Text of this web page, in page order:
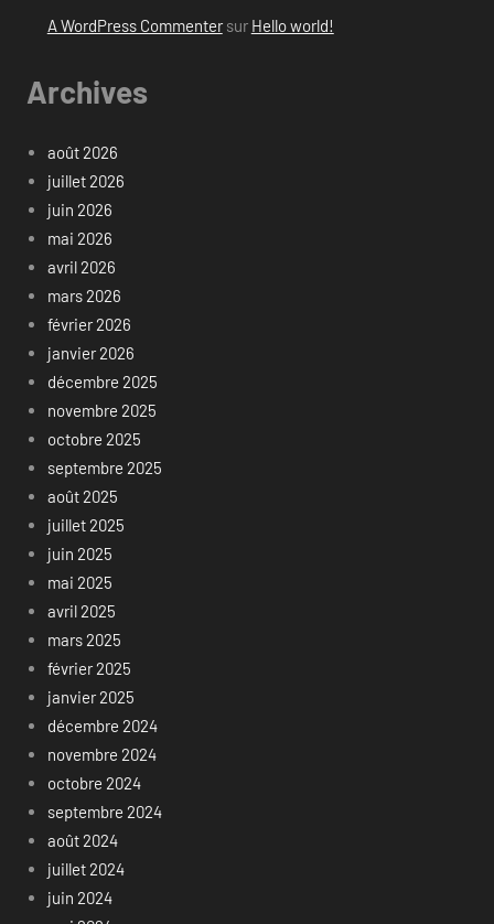
A WordPress Commentersur Hello world!
Archives
août 2026
juillet 2026
juin 2026
mai 2026
avril 2026
mars 2026
février 2026
janvier 2026
décembre 2025
novembre 2025
octobre 2025
septembre 2025
août 2025
juillet 2025
juin 2025
mai 2025
avril 2025
mars 2025
février 2025
janvier 2025
décembre 2024
novembre 2024
octobre 2024
septembre 2024
août 2024
juillet 2024
juin 2024